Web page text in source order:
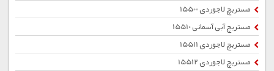
مستربچ لاجوردی 15500
مستربچ آبی آسمانی 15510
مستربچ لاجوردی 15511
مستربچ لاجوردی 15512